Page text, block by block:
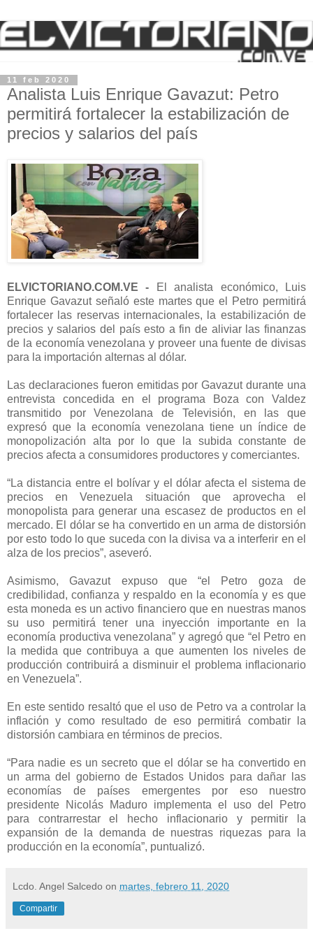
11 feb 2020
Analista Luis Enrique Gavazut: Petro
permitirá fortalecer la estabilización de
precios y salarios del país
ELVICTORIANO.COM.VE -
El analista económico, Luis
Enrique Gavazut señaló este martes que el Petro permitirá
fortalecer las reservas internacionales, la estabilización de
precios y salarios del país esto a fin de aliviar las finanzas
de la economía venezolana y proveer una fuente de divisas
para la importación alternas al dólar.
Las declaraciones fueron emitidas por Gavazut durante una
entrevista concedida en el programa Boza con Valdez
transmitido por Venezolana de Televisión, en las que
expresó que la economía venezolana tiene un índice de
monopolización alta por lo que la subida constante de
precios afecta a consumidores productores y comerciantes.
“La distancia entre el bolívar y el dólar afecta el sistema de
precios en Venezuela situación que aprovecha el
monopolista para generar una escasez de productos en el
mercado. El dólar se ha convertido en un arma de distorsión
por esto todo lo que suceda con la divisa va a interferir en el
alza de los precios”, aseveró.
Asimismo, Gavazut expuso que “el Petro goza de
credibilidad, confianza y respaldo en la economía y es que
esta moneda es un activo financiero que en nuestras manos
su uso permitirá tener una inyección importante en la
economía productiva venezolana” y agregó que “el Petro en
la medida que contribuya a que aumenten los niveles de
producción contribuirá a disminuir el problema inflacionario
en Venezuela”.
En este sentido resaltó que el uso de Petro va a controlar la
inflación y como resultado de eso permitirá combatir la
distorsión cambiara en términos de precios.
“Para nadie es un secreto que el dólar se ha convertido en
un arma del gobierno de Estados Unidos para dañar las
economías de países emergentes por eso nuestro
presidente Nicolás Maduro implementa el uso del Petro
para contrarrestar el hecho inflacionario y permitir la
expansión de la demanda de nuestras riquezas para la
producción en la economía”, puntualizó.
Lcdo. Angel Salcedo on martes, febrero 11, 2020
Compartir